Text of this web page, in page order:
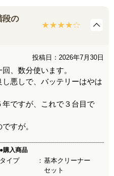
段の
投稿日：2026年7月30日
、数分使います。
悪しで、バッテリーはやは
ですが、これで３台目で
すが。
●購入商品
タイプ
基本クリーナー
セット